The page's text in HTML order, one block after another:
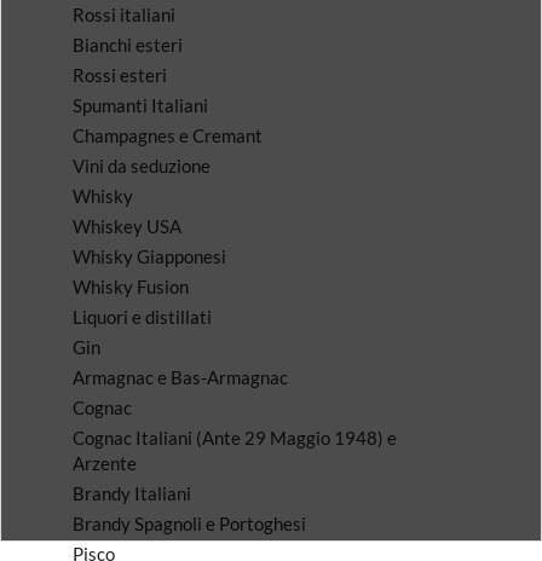
Rossi italiani
Bianchi esteri
Rossi esteri
Spumanti Italiani
Champagnes e Cremant
Vini da seduzione
Whisky
Whiskey USA
Whisky Giapponesi
Whisky Fusion
Liquori e distillati
Gin
Armagnac e Bas-Armagnac
Cognac
Cognac Italiani (Ante 29 Maggio 1948) e
Arzente
Brandy Italiani
Brandy Spagnoli e Portoghesi
Pisco